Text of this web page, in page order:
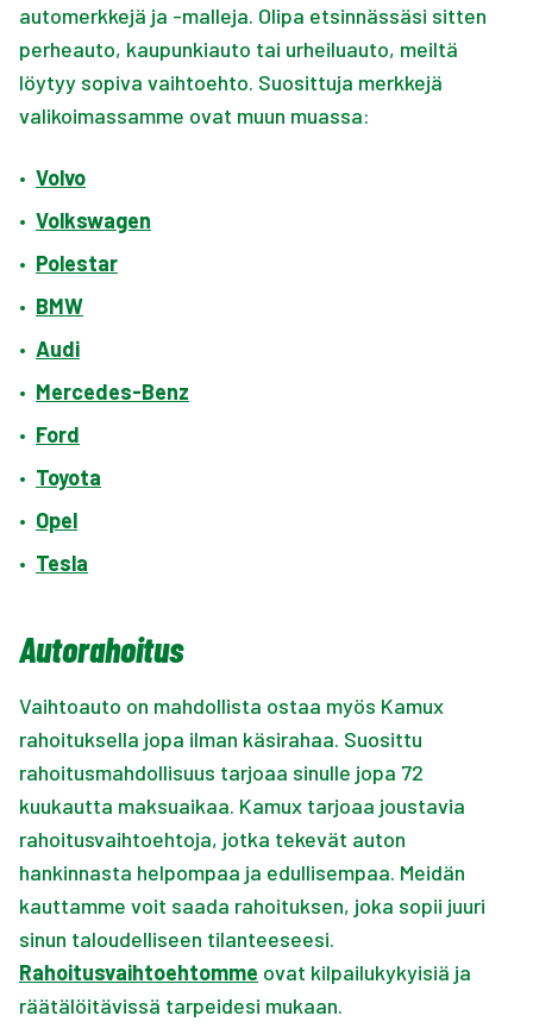
automerkkejä ja -malleja. Olipa etsinnässäsi sitten
perheauto, kaupunkiauto tai urheiluauto, meiltä
löytyy sopiva vaihtoehto. Suosittuja merkkejä
valikoimassamme ovat muun muassa:
• Volvo
• Volkswagen
• Polestar
• BMW
• Audi
• Mercedes-Benz
• Ford
• Toyota
• Opel
• Tesla
Autorahoitus
Vaihtoauto on mahdollista ostaa myös Kamux
rahoituksella jopa ilman käsirahaa. Suosittu
rahoitusmahdollisuus tarjoaa sinulle jopa 72
kuukautta maksuaikaa. Kamux tarjoaa joustavia
rahoitusvaihtoehtoja, jotka tekevät auton
hankinnasta helpompaa ja edullisempaa. Meidän
kauttamme voit saada rahoituksen, joka sopii juuri
sinun taloudelliseen tilanteeseesi.
Rahoitusvaihtoehtomme ovat kilpailukykyisiä ja
räätälöitävissä tarpeidesi mukaan.